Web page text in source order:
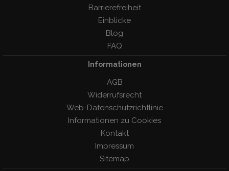
Barrierefreiheit
Einblicke
Blog
FAQ
Informationen
AGB
Widerrufsrecht
Web-Datenschutzrichtlinie
Informationen zu Cookies
Kontakt
Impressum
Sitemap